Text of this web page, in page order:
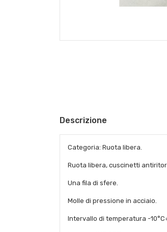
Descrizione
Categoria: Ruota libera.
Ruota libera, cuscinetti
Una fila di sfere.
Molle di pressione in acciaio.
Intervallo di temperatura -